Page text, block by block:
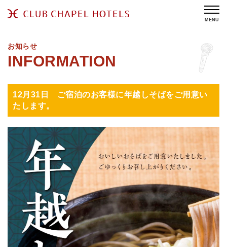
MENU
お知らせ
12月31日 ご宿泊のお客様に年越しそばをご用意い
たします。